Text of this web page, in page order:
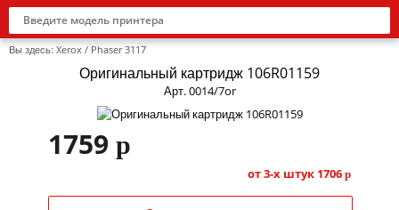
Canon
Epson
Вы здесь: Xerox / Phaser 3117
Оригинальный картридж 106R01159
Арт. 0014/7or
1759 p
от 3-х штук 1706 p